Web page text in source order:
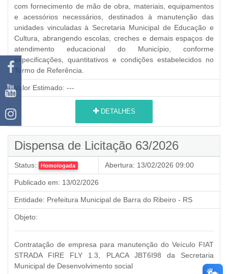
com fornecimento de mão de obra, materiais, equipamentos
e acessórios necessários, destinados à manutenção das
unidades vinculadas à Secretaria Municipal de Educação e
Cultura, abrangendo escolas, creches e demais espaços de
atendimento educacional do Município, conforme
especificações, quantitativos e condições estabelecidos no
Termo de Referência.
Valor Estimado: ---
DETALHES
Dispensa de Licitação 63/2026
Status: Homologada Abertura: 13/02/2026 09:00
Publicado em: 13/02/2026
Entidade: Prefeitura Municipal de Barra do Ribeiro - RS
Objeto:
Contratação de empresa para manutenção do Veículo FIAT
STRADA FIRE FLY 1.3, PLACA JBT6I98 da Secretaria
Municipal de Desenvolvimento social